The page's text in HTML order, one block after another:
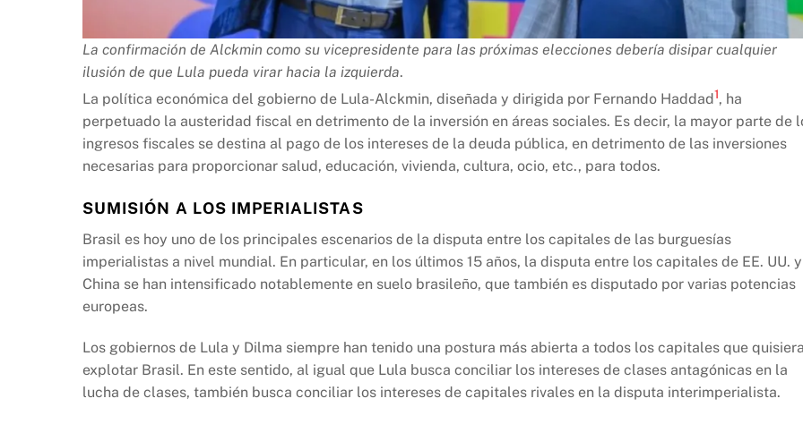
La confirmación de Alckmin como su vicepresidente para las próximas elecciones debería disipar cualquier
ilusión de que Lula pueda virar hacia la izquierda.
La política económica del gobierno de Lula-Alckmin, diseñada y dirigida por Fernando Haddad1, ha
perpetuado la austeridad fiscal en detrimento de la inversión en áreas sociales. Es decir, la mayor parte de
ingresos fiscales se destina al pago de los intereses de la deuda pública, en detrimento de las inversiones
necesarias para proporcionar salud, educación, vivienda, cultura, ocio, etc., para todos.
SUMISIÓN A LOS IMPERIALISTAS
Brasil es hoy uno de los principales escenarios de la disputa entre los capitales de las burguesías
imperialistas a nivel mundial. En particular, en los últimos 15 años, la disputa entre los capitales de EE. UU. y
China se han intensificado notablemente en suelo brasileño, que también es disputado por varias potencias
europeas.
Los gobiernos de Lula y Dilma siempre han tenido una postura más abierta a todos los capitales que
explotar Brasil. En este sentido, al igual que Lula busca conciliar los intereses de clases antagónicas en la
lucha de clases, también busca conciliar los intereses de capitales rivales en la disputa interimperialista.